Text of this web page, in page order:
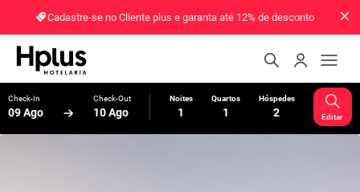
Cadastre-se no Cliente plus e garanta até 12% de desconto
Check-In
09 Ago
Check-Out
10 Ago
Noites
1
Quartos
1
Hóspedes
2 Editar